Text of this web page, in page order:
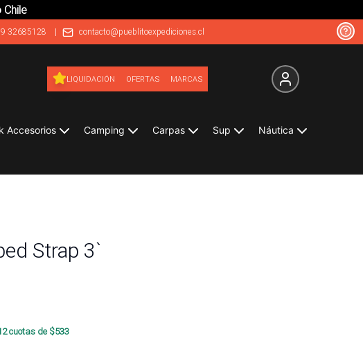
32685128 | contacto@pueblitoexpediciones.cl
LIQUIDACIÓN OFERTAS MARCAS
Accesorios Camping Carpas Sup Náutica
Strap 3`
cuotas de $533